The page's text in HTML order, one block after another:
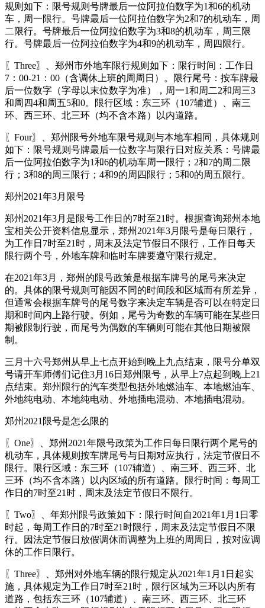
规则如下：限号规则号牌最后一位阿拉伯数字为1和6的机动
车，周一限行。号牌最后一位阿拉伯数字为2和7的机动车，周
二限行。号牌最后一位阿拉伯数字为3和8的机动车，周三限
行。号牌最后一位阿拉伯数字为4和9的机动车，周四限行。
〖Three〗、郑州市外地车限行规则如下：限行时间：工作日
7：00-21：00（含调休上班的周周日）。限行尾号：按车牌最
后一位数字（字母以末位数字为准），周一1和周二2和周三3
和周四4和周五5和0。限行区域：东三环（107辅道）、南三
环、西三环、北三环（均不含本路）以内道路。
〖Four〗、郑州限号外地车限号规则与本地车相同，具体规则
如下：限号规则号牌最后一位数字与限行日对应关系：号牌最
后一位阿拉伯数字为1和6的机动车周一限行；2和7的周二限
行；3和8的周三限行；4和9的周四限行；5和0的周五限行。
郑州2021年3月限号
郑州2021年3月是限号工作日的7时至21时。根据查询郑州本地
宝相关公开资料信息显示，郑州2021年3月限号是每日限行，
为工作日7时至21时，周末及法定节假日不限行，工作日每天
限行两个号，外地车牌和临时车牌要遵守限行规定。
在2021年3月，郑州的限号政策是根据车牌号的尾号来决定
的。具体的限号规则可能因不同的时间段和区域而有所差异，
但通常会根据车牌号的尾号数字来决定车辆是否可以在特定日
期和时间内上路行驶。例如，尾号为奇数的车辆可能在某些日
期被限制行驶，而尾号为偶数的车辆则可能在其他日期被限
制。
三月十六号郑州从早上七点开始到晚上九点结束，限号分单双
号请开车师傅们记住3月16日郑州限号，从早上7点起到晚上21
点结束。郑州限行的汽车类型包括外地燃油车、本地燃油车、
外地纯电动、本地纯电动、外地插电混动、本地插电混动。
郑州2021限号是怎么限的
〖One〗、郑州2021年限号政策为工作日每日限行两个尾号的
机动车，具体规则按车牌尾号与日期对应执行，法定节假日不
限行。限行区域：东三环（107辅道）、南三环、西三环、北
三环（均不含本路）以内区域的所有道路。限行时间：每周工
作日的7时至21时，周末及法定节假日不限行。
〖Two〗、年郑州限号政策如下：限行时间自2021年1月1日零
时起，每周工作日的7时至21时限行，周末及法定节假日不限
行。因法定节假日放假调休而调整为上班的周周日，按对应调
休的工作日限行。
〖Three〗、郑州对外地车辆的限行规定从2021年1月1日起实
施，具体规定为工作日7时至21时，限行区域为三环以内所有
道路，包括东三环（107辅道）、南三环、西三环、北三环